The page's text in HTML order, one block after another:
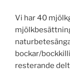
Vi har 40
bockar/
resterande